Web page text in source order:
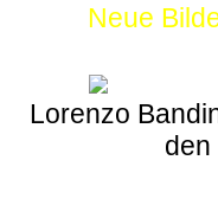
Neue
Lorenzo
den